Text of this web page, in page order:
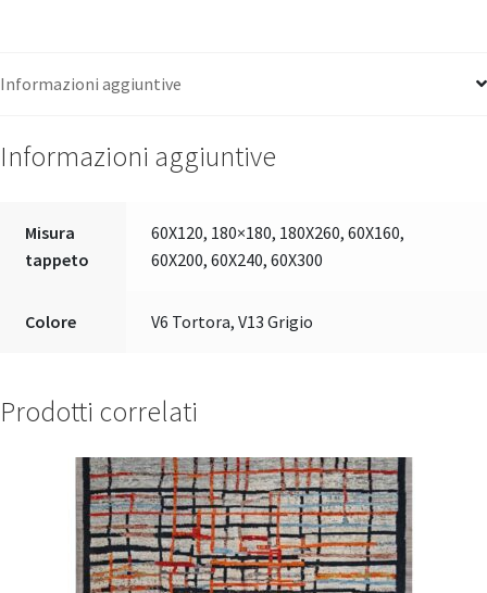
Informazioni aggiuntive
Informazioni aggiuntive
Misura
tappeto
60X120, 180×180, 180X260, 60X160,
60X200, 60X240, 60X300
Colore V6 Tortora, V13 Grigio
Prodotti correlati